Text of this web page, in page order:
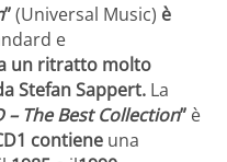
”(Universal Music) è
e
un ritratto molto
Stefan Sappert. La
– The Best Collection” è
contiene una